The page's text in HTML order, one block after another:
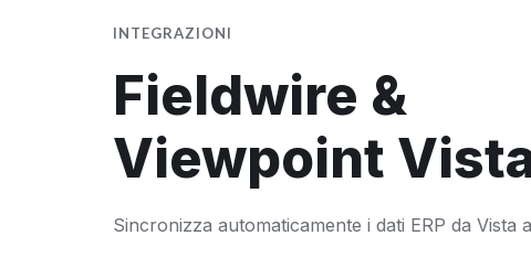
INTEGRAZIONI
Fieldwire &
Viewpoint
Sincronizza automaticamente i dati ERP da Vista